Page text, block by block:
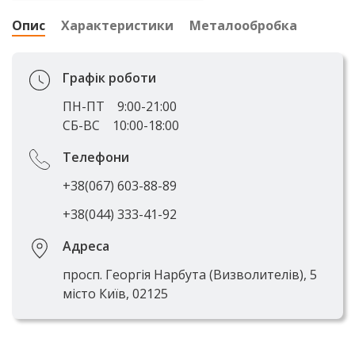
Опис Характеристики Металообробка
Графік роботи
ПН-ПТ
9:00-21:00
СБ-ВС
10:00-18:00
Телефони
+38(067) 603-88-89
+38(044) 333-41-92
Адреса
просп. Георгія Нарбута (Визволителів), 5
місто Київ, 02125